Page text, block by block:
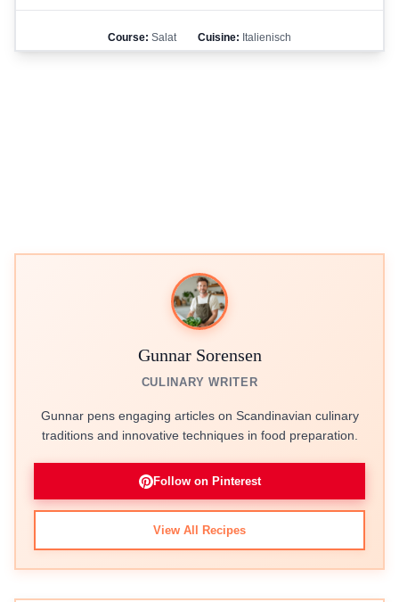
Course: Salat Cuisine: Italienisch
Gunnar Sorensen
CULINARY WRITER
Gunnar pens engaging articles on Scandinavian culinary
traditions and innovative techniques in food preparation.
Follow on Pinterest
View All Recipes